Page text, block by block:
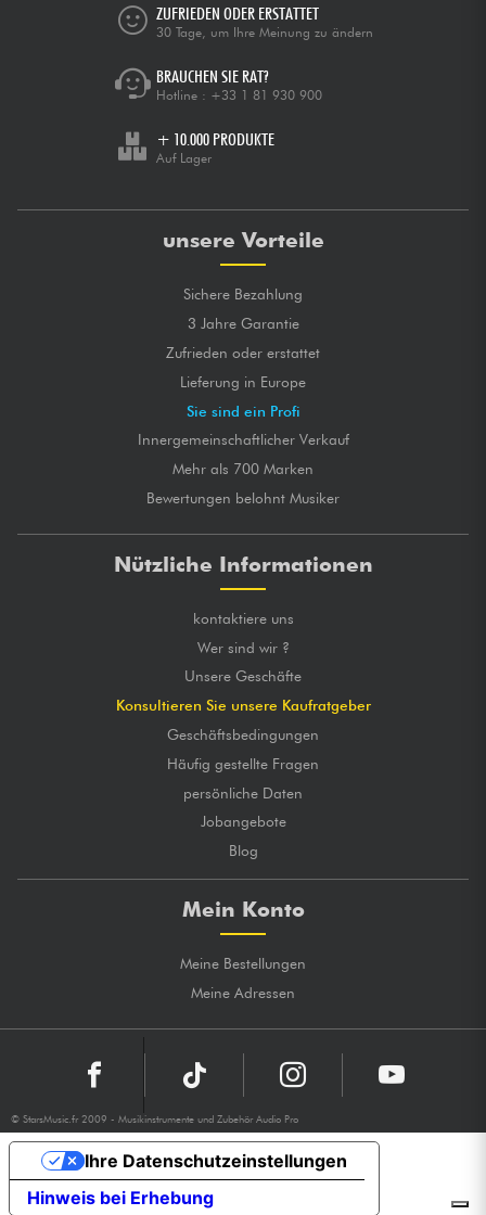
ZUFRIEDEN ODER ERSTATTET
30 Tage, um Ihre Meinung zu ändern
BRAUCHEN SIE RAT?
Hotline : +33 1 81 930 900
+ 10.000 PRODUKTE
Auf Lager
unsere Vorteile
Sichere Bezahlung
3 Jahre Garantie
Zufrieden oder erstattet
Lieferung in Europe
Sie sind ein Profi
Innergemeinschaftlicher Verkauf
Mehr als 700 Marken
Bewertungen belohnt Musiker
Nützliche Informationen
kontaktiere uns
Wer sind wir ?
Unsere Geschäfte
Konsultieren Sie unsere Kaufratgeber
Geschäftsbedingungen
Häufig gestellte Fragen
persönliche Daten
Jobangebote
Blog
Mein Konto
Meine Bestellungen
Meine Adressen
© StarsMusic.fr 2009 - Musikinstrumente und Zubehör Audio Pro
Hinweis bei Erhebung
Ihre Datenschutzeinstellungen